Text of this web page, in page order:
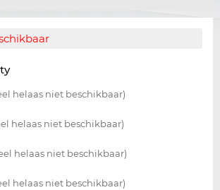
helaas niet beschikbaar)
helaas niet beschikbaar)
helaas niet beschikbaar)
helaas niet beschikbaar)